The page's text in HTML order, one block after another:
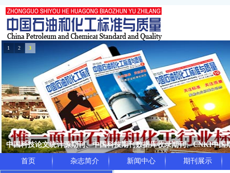
中国科技论文统计源期刊、中国科技期刊数据库收录期刊、CNKI中
1 2 3
首页 杂志简介 新闻中心 期刊展示